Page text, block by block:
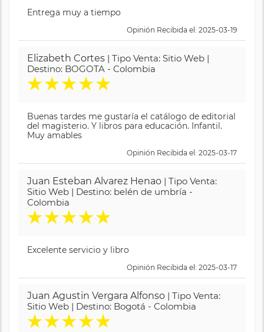
Entrega muy a tiempo
Opinión Recibida el: 2025-03-19
Elizabeth Cortes | Tipo Venta: Sitio Web |
Destino: BOGOTA - Colombia
★★★★★
Buenas tardes me gustaría el catálogo de editorial
del magisterio. Y libros para educación. Infantil.
Muy amables
Opinión Recibida el: 2025-03-17
Juan Esteban Alvarez Henao | Tipo Venta:
Sitio Web | Destino: belén de umbría -
Colombia
★★★★★
Excelente servicio y libro
Opinión Recibida el: 2025-03-17
Juan Agustin Vergara Alfonso | Tipo Venta:
Sitio Web | Destino: Bogotá - Colombia
★★★★★